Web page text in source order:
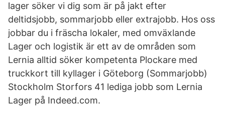
lager söker vi dig som är på jakt efter
deltidsjobb, sommarjobb eller extrajobb. Hos oss
jobbar du i fräscha lokaler, med omväxlande
Lager och logistik är ett av de områden som
Lernia alltid söker kompetenta Plockare med
truckkort till kyllager i Göteborg (Sommarjobb)
Stockholm Storfors 41 lediga jobb som Lernia
Lager på Indeed.com.